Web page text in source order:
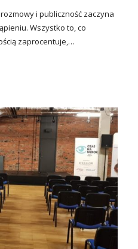
i publiczność zaczyna
Wszystko to, co
zaprocentuje,…